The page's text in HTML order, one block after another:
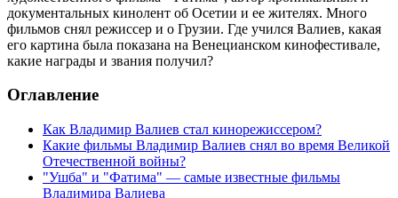
документальных кинолент об Осетии и ее жителях. Много
фильмов снял режиссер и о Грузии. Где учился Валиев, какая
его картина была показана на Венецианском кинофестивале,
какие награды и звания получил?
Оглавление
Как Владимир Валиев стал кинорежиссером?
Какие фильмы Владимир Валиев снял во время Великой
Отечественной войны?
"Ушба" и "Фатима" — самые известные фильмы
Владимира Валиева